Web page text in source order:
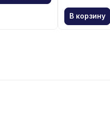
В корзину